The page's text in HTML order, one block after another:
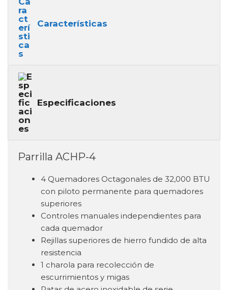
Características
Especificaciones
Parrilla ACHP-4
4 Quemadores Octagonales de 32,000 BTU
con piloto permanente para quemadores
superiores
Controles manuales independientes para
cada quemador
Rejillas superiores de hierro fundido de alta
resistencia
1 charola para recolección de
escurrimientos y migas